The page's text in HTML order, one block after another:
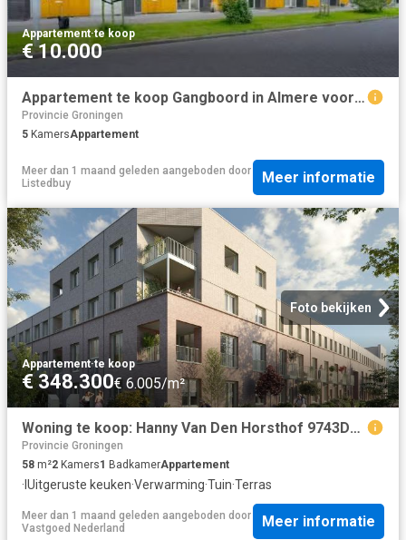
Appartement·te koop
€ 10.000
Appartement te koop Gangboord in Almere voor € 500.000
Provincie Groningen
5 KamersAppartement
Meer dan 1 maand geleden aangeboden door
Listedbuy
Meer informatie
Foto bekijken
Appartement·te koop
€ 348.300€ 6.005/m²
Woning te koop: Hanny Van Den Horsthof 9743DR Groningen Vastgoed Nederland
Provincie Groningen
58 m²2 Kamers1 BadkamerAppartement
· IUitgeruste keuken·Verwarming·Tuin·Terras
Meer dan 1 maand geleden aangeboden door
Vastgoed Nederland
Meer informatie